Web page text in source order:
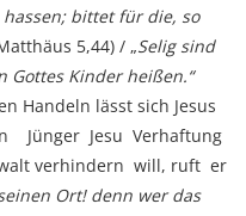
bittet für die, so
5,44) / „Seligsind
Gottes Kinder heißen.“
Handeln lässt sich Jesus
Jünger Jesu Verhaftung
verhindern will, ruft er
Ort! denn wer das